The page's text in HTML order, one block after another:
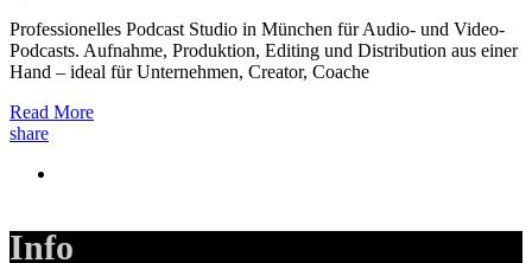
Professionelles Podcast Studio in München für Audio- und Video-
Podcasts. Aufnahme, Produktion, Editing und Distribution aus einer
Hand – ideal für Unternehmen, Creator, Coache
Read More
share
Info